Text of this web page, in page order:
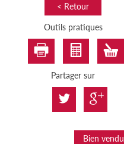
< Retour
Outils pratiques
Partager sur
Bien vendu